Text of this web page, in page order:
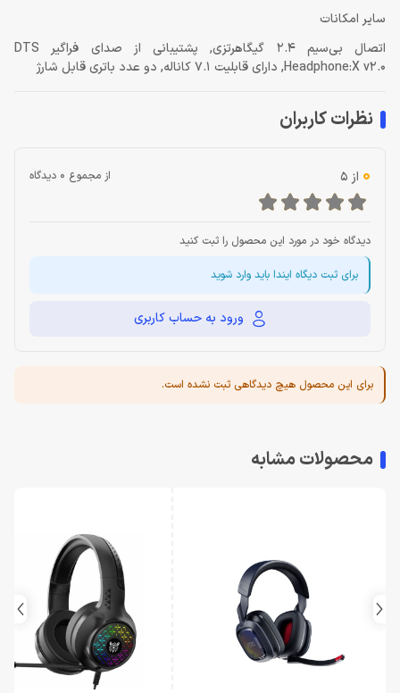
سایر امکانات
اتصال بی‌سیم 2.4 گیگاهرتزی, پشتیبانی از صدای فراگیر DTS
Headphone:X v2.0, دارای قابلیت 7.1 کاناله, دو عدد باتری قابل شارژ
نظرات کاربران
0 از 5 از مجموع 0 دیدگاه
دیدگاه خود در مورد این محصول را ثبت کنید
برای ثبت دیگاه ایندا باید وارد شوید
ورود به حساب کاربری
برای این محصول هیچ دیدگاهی ثبت نشده است.
محصولات مشابه